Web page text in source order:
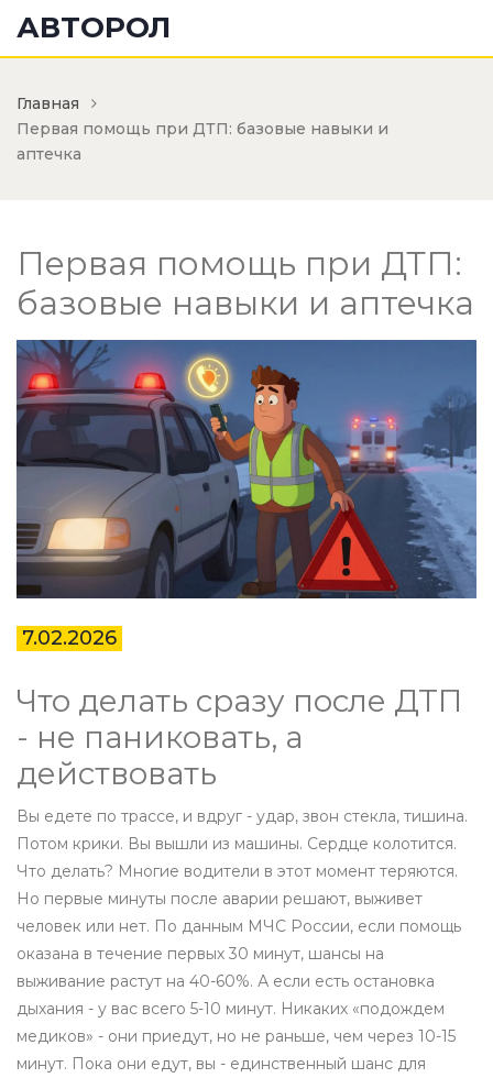
АВТОРОЛ
Главная
Первая помощь при ДТП: базовые навыки и
аптечка
Первая помощь при ДТП:
базовые навыки и аптечка
7.02.2026
Что делать сразу после ДТП
- не паниковать, а
действовать
Вы едете по трассе, и вдруг - удар, звон стекла, тишина.
Потом крики. Вы вышли из машины. Сердце колотится.
Что делать? Многие водители в этот момент теряются.
Но первые минуты после аварии решают, выживет
человек или нет. По данным МЧС России, если помощь
оказана в течение первых 30 минут, шансы на
выживание растут на 40-60%. А если есть остановка
дыхания - у вас всего 5-10 минут. Никаких «подождем
медиков» - они приедут, но не раньше, чем через 10-15
минут. Пока они едут, вы - единственный шанс для